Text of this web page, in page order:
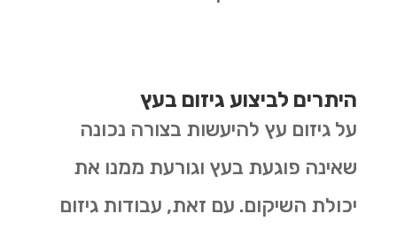
היתרים לביצוע גיזום בעץ
על גיזום עץ להיעשות בצורה נכונה
שאינה פוגעת בעץ וגורעת ממנו את
יכולת השיקום. עם זאת, עבודות גיזום